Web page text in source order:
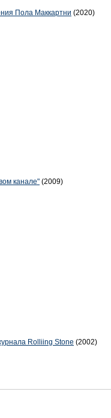
Пола Маккартни (2020)
канале" (2009)
Rolliing Stone (2002)